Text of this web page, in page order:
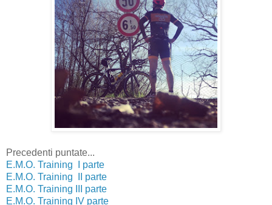
Precedenti puntate...
E.M.O. Training I parte
E.M.O. Training II parte
E.M.O. Training III parte
E.M.O. Training IV parte